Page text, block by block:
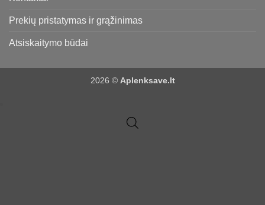
Prekių pristatymas ir grąžinimas
Atsiskaitymo būdai
2026 © Aplenksave.lt